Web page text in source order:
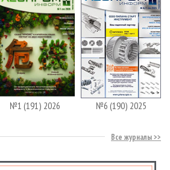
№1 (191) 2026 №6 (190) 2025
Все журналы